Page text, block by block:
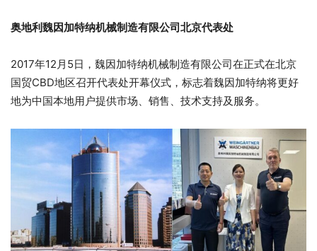
奥地利魏因加特纳机械制造有限公司北京代表处
2017年12月5日，魏因加特纳机械制造有限公司在正式在北京
国贸CBD地区召开代表处开幕仪式，标志着魏因加特纳将更好
地为中国本地用户提供市场、销售、技术支持及服务。